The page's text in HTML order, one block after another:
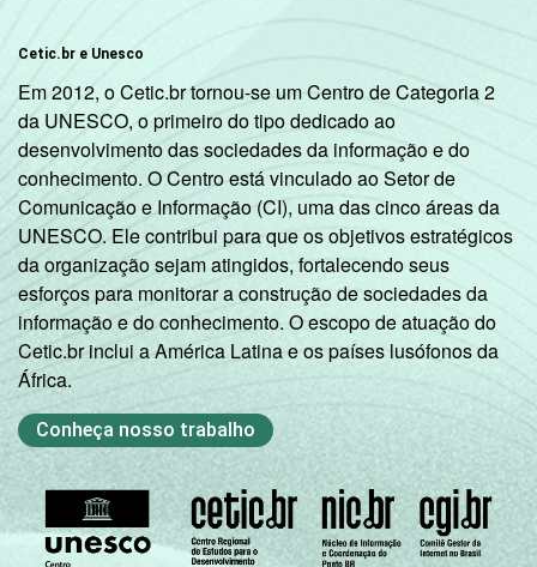
Cetic.br e Unesco
Em 2012, o Cetic.br tornou-se um Centro de Categoria 2
da UNESCO, o primeiro do tipo dedicado ao
desenvolvimento das sociedades da informação e do
conhecimento. O Centro está vinculado ao Setor de
Comunicação e Informação (CI), uma das cinco áreas da
UNESCO. Ele contribui para que os objetivos estratégicos
da organização sejam atingidos, fortalecendo seus
esforços para monitorar a construção de sociedades da
informação e do conhecimento. O escopo de atuação do
Cetic.br inclui a América Latina e os países lusófonos da
África.
Conheça nosso trabalho